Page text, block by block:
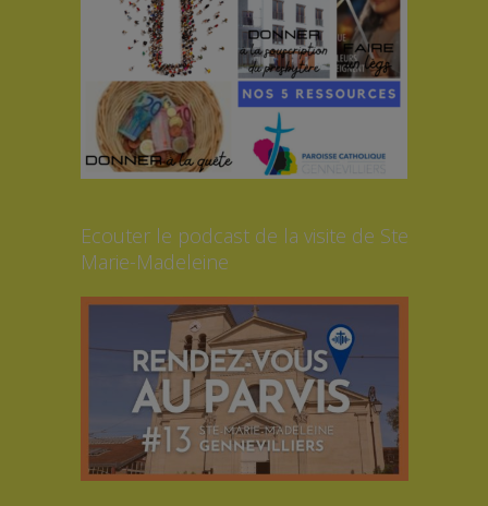
Ecouter le podcast de la visite de Ste
Marie-Madeleine